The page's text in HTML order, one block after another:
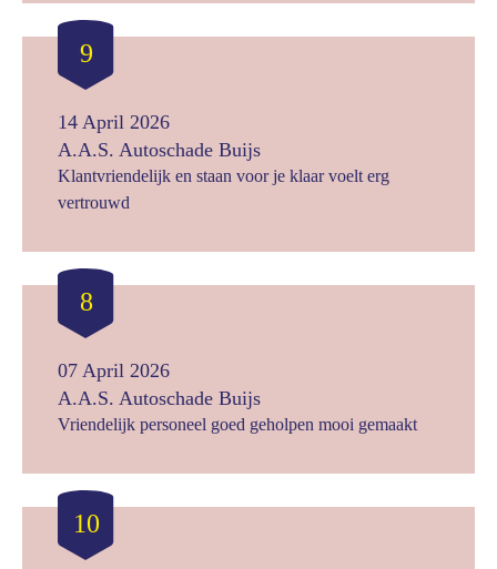
9
14 April 2026
A.A.S. Autoschade Buijs
Klantvriendelijk en staan voor je klaar voelt erg
vertrouwd
8
07 April 2026
A.A.S. Autoschade Buijs
Vriendelijk personeel goed geholpen mooi gemaakt
10